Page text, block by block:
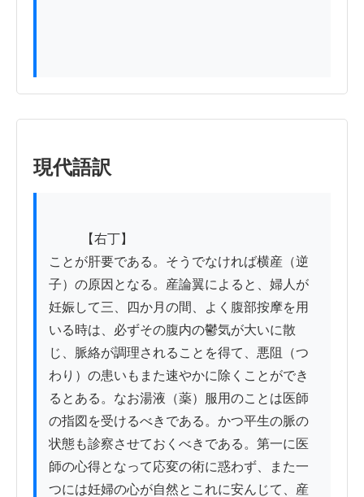
現代語訳
ことが肝要である。そうでなければ横産（逆
子）の原因となる。産論翼によると、婦人が
妊娠して三、四か月の間、よく腹部按摩を用
いる時は、必ずその腹内の鬱気が大いに散
じ、脈絡が調理されることを得て、悪阻（つ
わり）の患いもまた速やかに除くことができ
るとある。なお湯液（薬）服用のことは医師
の指図を受けるべきである。かつ平生の脈の
状態も診察させておくべきである。第一に医
師の心得となって応変の術に惑わず、また一
つには妊婦の心が自然とこれに安んじて、産